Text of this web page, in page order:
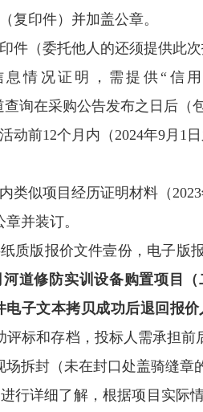
复印件）并加盖公章。
印件（委托他人的还须提供此
情况证明，需提供“信用
查询在采购公告发布之日后
动前12个月内（2024年9月
类似项目经历证明材料（
并装订。
质版报价文件壹份，电子版
河道修防实训设备购置项目（
子文本拷贝成功后退回报价
评标和存档，投标人需承担
拆封（未在封口处盖骑缝章
行详细了解，根据项目实际